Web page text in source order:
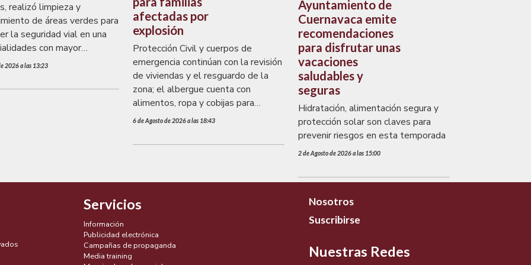
realizó limpieza y
de áreas verdes para
la seguridad vial en una
con mayor
de la ciudad.
2026 a las 13:23
afectadas por
explosión
Protección Civil y cuerpos de
emergencia continúan con la revisión
de viviendas y el resguardo de la
zona; el albergue cuenta con
alimentos, ropa y cobijas para
quienes lo requieran
6 de Agosto de 2026 a las 18:43
Ayuntamiento de
Cuernavaca emite
recomendaciones
para disfrutar unas
vacaciones
saludables y
seguras
Hidratación, alimentación segura y
protección solar son claves para
prevenir riesgos en esta temporada
2 de Agosto de 2026 a las 15:00
Servicios
Información
Publicidad electrónica
Campañas de propaganda
Media training
Nosotros
Suscribirse
Nuestras Redes